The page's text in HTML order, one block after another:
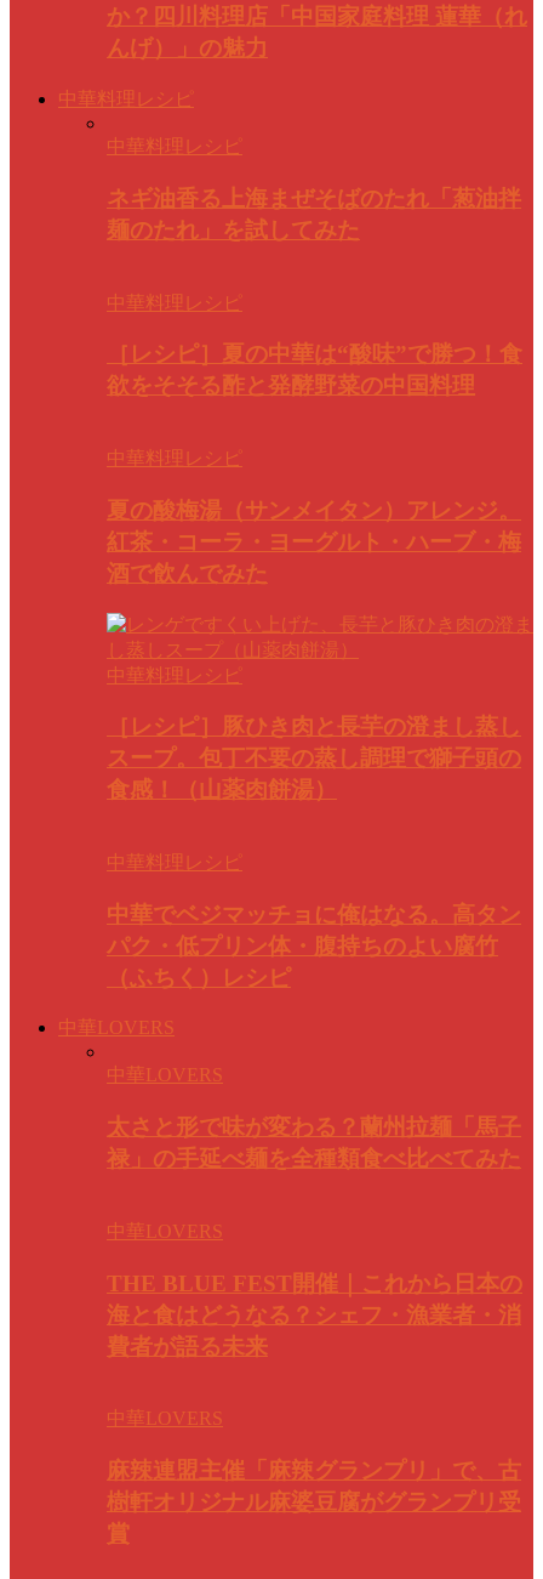
か？四川料理店「中国家庭料理 蓮華（れ
んげ）」の魅力
中華料理レシピ
中華料理レシピ
ネギ油香る上海まぜそばのたれ「葱油拌
麺のたれ」を試してみた
中華料理レシピ
［レシピ］夏の中華は“酸味”で勝つ！食
欲をそそる酢と発酵野菜の中国料理
中華料理レシピ
夏の酸梅湯（サンメイタン）アレンジ。
紅茶・コーラ・ヨーグルト・ハーブ・梅
酒で飲んでみた
中華料理レシピ
［レシピ］豚ひき肉と長芋の澄まし蒸し
スープ。包丁不要の蒸し調理で獅子頭の
食感！（山薬肉餅湯）
中華料理レシピ
中華でベジマッチョに俺はなる。高タン
パク・低プリン体・腹持ちのよい腐竹
（ふちく）レシピ
中華LOVERS
中華LOVERS
太さと形で味が変わる？蘭州拉麺「馬子
禄」の手延べ麺を全種類食べ比べてみた
中華LOVERS
THE BLUE FEST開催｜これから日本の
海と食はどうなる？シェフ・漁業者・消
費者が語る未来
中華LOVERS
麻辣連盟主催「麻辣グランプリ」で、古
樹軒オリジナル麻婆豆腐がグランプリ受
賞